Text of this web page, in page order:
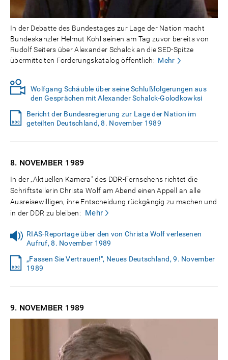
In der Debatte des Bundestages zur Lage der Nation macht
Bundeskanzler Helmut Kohl seinen am Tag zuvor bereits von
Rudolf Seiters über Alexander Schalck an die SED-Spitze
übermittelten Forderungskatalog öffentlich: Mehr
Wolfgang Schäuble über seine Schlußfolgerungen aus
den Gesprächen mit Alexander Schalck-Golodkowksi
Bericht der Bundesregierung zur Lage der Nation im
geteilten Deutschland, 8. November 1989
8. NOVEMBER 1989
In der „Aktuellen Kamera" des DDR-Fernsehens richtet die
Schriftstellerin Christa Wolf am Abend einen Appell an alle
Ausreisewilligen, ihre Entscheidung rückgängig zu machen und
in der DDR zu bleiben:
Mehr
RIAS-Reportage über den von Christa Wolf verlesenen
Aufruf, 8. November 1989
„Fassen Sie Vertrauen!", Neues Deutschland, 9. November
1989
9. NOVEMBER 1989